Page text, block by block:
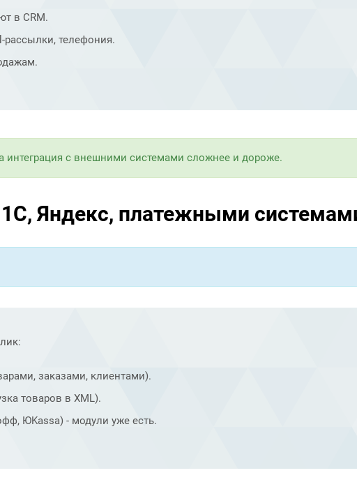
в CRM.
телефония.
интеграция с внешними системами сложнее и дороже.
1С, Яндекс, платежными
заказами, клиентами).
товаров в XML).
ЮKassa) - модули уже есть.